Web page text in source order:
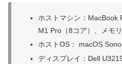
ホストマシン：MacBook
M1 Pro（8コア）、メモ
ホストOS： macOS
ディスプレイ：Dell